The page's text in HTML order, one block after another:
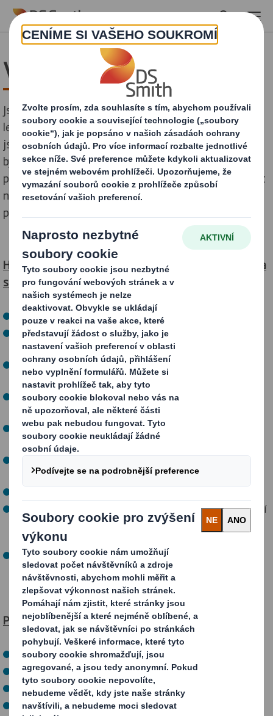
Skip to main content
Vedoucí výroby Boletice
Jsme výrobce plně recyklovatelných obalů z vlnité
lepenky. Máme udržitelnost v srdci a na své produkty
jsme hrdí. Věříme, že i my můžeme přispět k tomu, aby
byl náš svět lepší a zdravější. Budeme rádi, když se i vy
přidáte k naší snaze a pomůžete nám pozitivně ovlivnit
naše okolí i celý svět. Nyní hledáme kolegu/kolegyni na
pozici:
Hledáme do týmu kolegu/kolegyni, který/á bude mít na
starosti:
Operativní řízení výroby obalů
Stanovování postupu pro splnění dlouhodobých
strategických cílů (KPI´s)
Spolupráci s ostatními odděleními na plnění výrobního
plánu
Komplexní dohled a zodpovědnost za chod a rozvoj
výroby v souladu se stanovenými strategickými cíli
Řízení, koordinaci, motivaci a kontrolu výsledků
směnových mistrů
Vytváření podmínek pro kontinuální zlepšování
produktivity
Rozvoj firemní kultury
Spolupráci při zavádění nástrojů neustálého zlepšování
procesů v organizaci (Lean Management, Six Sigma,
SMED, 5S atd.)
Pravidelnou kontrolu dodržování BOZP a PO na
pracovištích
Požadujeme:
SŠ/VŠ technického směru výhodou
Znalost AJ slovem i písmem
Uživatelská znalost práce na PC (MS Office)
Řidičský průkaz sk. B